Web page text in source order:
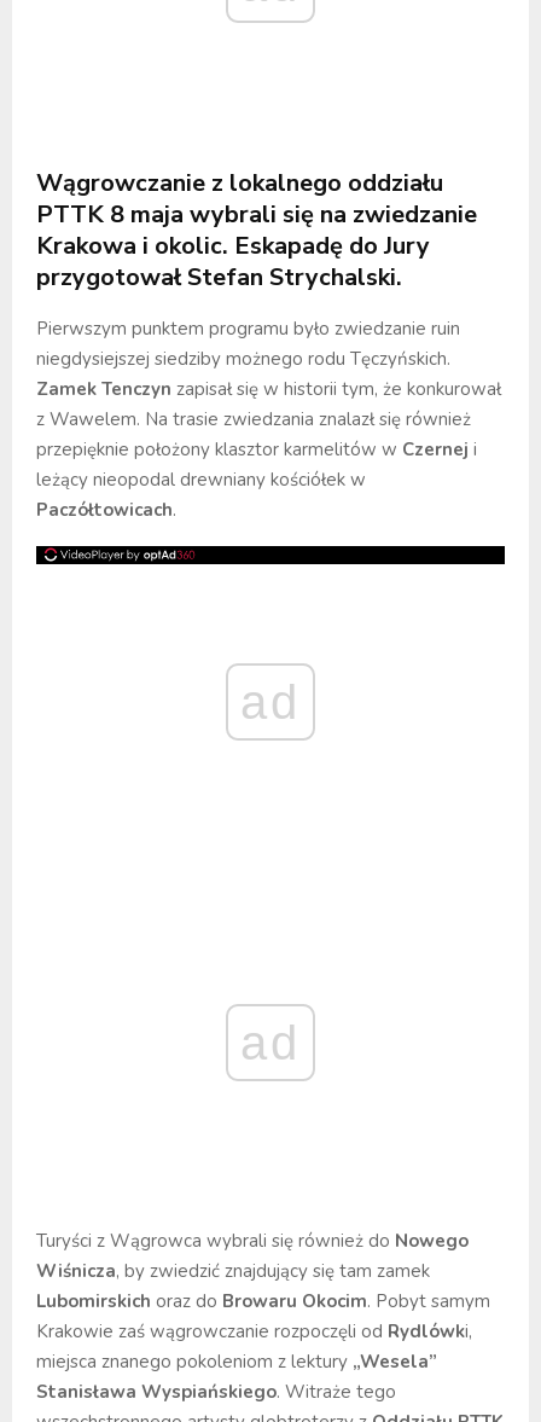
Wągrowczanie z lokalnego oddziału
PTTK 8 maja wybrali się na zwiedzanie
Krakowa i okolic. Eskapadę do Jury
przygotowałStefan Strychalski.
Pierwszym punktem programu było zwiedzanie ruin
niegdysiejszej siedziby możnego rodu Tęczyńskich.
Zamek Tenczyn zapisał się w historii tym, że konkurował
z Wawelem. Na trasie zwiedzania znalazł się również
przepięknie położony klasztor karmelitów w Czernej i
leżący nieopodal drewniany kościółek w
Paczółtowicach.
ad
ad
Turyści z Wągrowca wybrali się również do Nowego
Wiśnicza, by zwiedzić znajdujący się tam zamek
Lubomirskich oraz do Browaru Okocim. Pobyt samym
Krakowie zaś wągrowczanie rozpoczęli od Rydlówki,
miejsca znanego pokoleniom z lektury „Wesela”
Stanisława Wyspiańskiego. Witraże tego